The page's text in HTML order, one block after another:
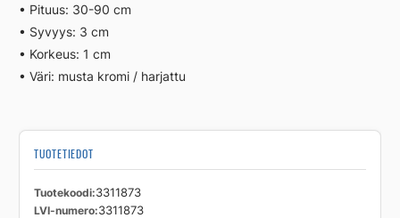
• Pituus: 30-90 cm
• Syvyys: 3 cm
• Korkeus: 1 cm
• Väri: musta kromi / harjattu
TUOTETIEDOT
Tuotekoodi 3311873
LVI-numero 3311873